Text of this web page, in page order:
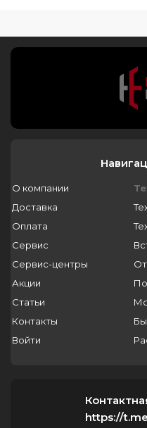
О компании
Доставка
Оплата
Сервис
Сервис-центры
Акции
Статьи
Контакты
Войти
https://